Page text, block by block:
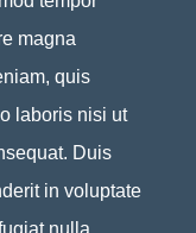
magna
quis
laboris nisi ut
Duis
in voluptate